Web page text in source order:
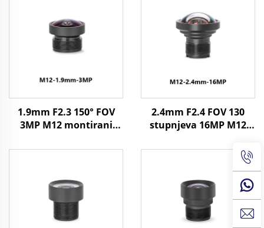
1.9mm F2.3 150° FOV
3MP M12 montirani
za 1/3" format slike
2.4mm F2.4 FOV 130
stupnjeva 16MP M12
Format slike